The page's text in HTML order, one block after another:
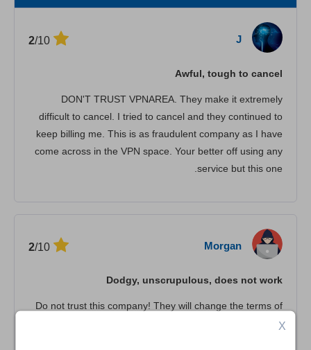
שירות לקוחות
J
/10
Awful, tough to cancel
DON'T TRUST VPNAREA. They make it extremely
difficult to cancel. I tried to cancel and they continued to
keep billing me. This is as fraudulent company as I have
come across in the VPN space. Your better off using any
service but this one.
Morgan
/10
Dodgy, unscrupulous, does not work
Do not trust this company! They will change the terms of
service on you (which is well within their rights) but notX